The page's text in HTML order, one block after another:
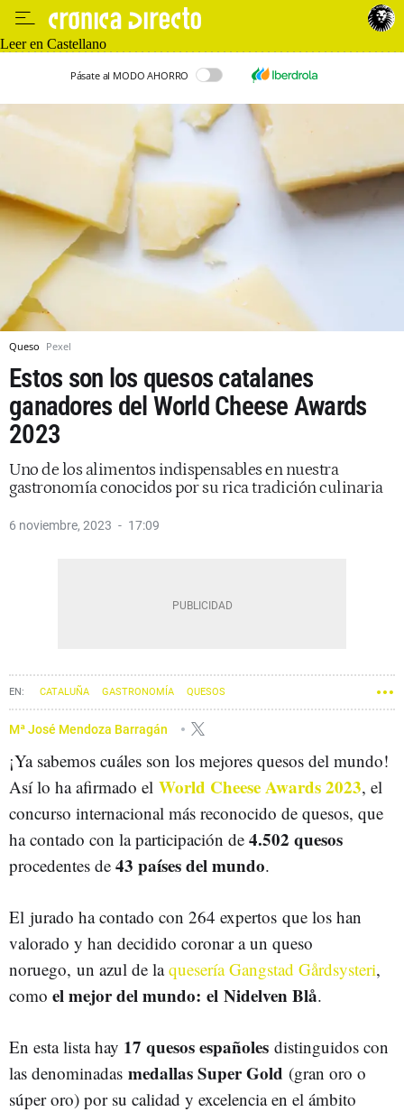
Leer en Castellano
Pásate al MODO AHORRO
Queso Pexel
Estos son los quesos catalanes
ganadores del World Cheese Awards
2023
Uno de los alimentos indispensables en nuestra
gastronomía conocidos por su rica tradición culinaria
6 noviembre, 2023 17:09
CATALUÑA GASTRONOMÍA QUESOS
Mª José Mendoza Barragán
¡Ya sabemos cuáles son los mejores quesos del mundo!
Así lo ha afirmado el World Cheese Awards 2023, el
concurso internacional más reconocido de quesos, que
ha contado con la participación de 4.502 quesos
procedentes de 43 países del mundo.
El jurado ha contado con 264 expertos que los han
valorado y han decidido coronar a un queso
noruego, un azul de laquesería Gangstad Gårdsysteri,
como el mejor del mundo: el Nidelven Blå.
En esta lista hay 17 quesos españoles distinguidos con
las denominadas medallas Super Gold (gran oro o
súper oro) por su calidad y excelencia en el ámbito